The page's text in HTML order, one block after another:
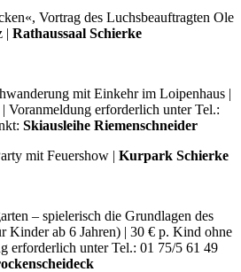
Vortrag des Luchsbeauftragten Ole
| Rathaussaal Schierke
mit Einkehr im Loipenhaus |
Voranmeldung erforderlich unter Tel.:
Skiausleihe Riemenschneider
mit Feuershow | Kurpark Schierke
– spielerisch die Grundlagen des
Kinder ab 6 Jahren) | 30 € p. Kind ohne
erforderlich unter Tel.: 01 75/5 61 49